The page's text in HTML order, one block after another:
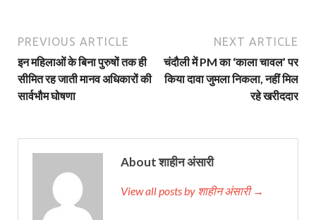
PREVIOUS ARTICLE
इन महिलाओं के बिना पुरुषों तक ही
सीमित रह जाती मानव अधिकारों की
सार्वभौम घोषणा
NEXT ARTICLE
चंदौली में PM का ‘काला चावल’ पर
किया दावा जुमला निकला, नहीं मिल
रहे खरीददार
About शाहीन अंसारी
View all posts by शाहीन अंसारी →